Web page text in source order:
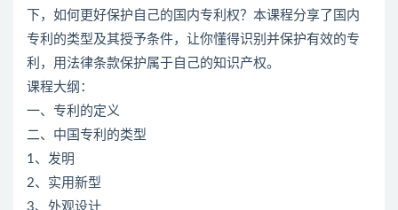
下，如何更好保护自己的国内专利权？本课程分享了国内
专利的类型及其授予条件，让你懂得识别并保护有效的专
利，用法律条款保护属于自己的知识产权。
课程大纲：
一、专利的定义
二、中国专利的类型
1、发明
2、实用新型
3、外观设计